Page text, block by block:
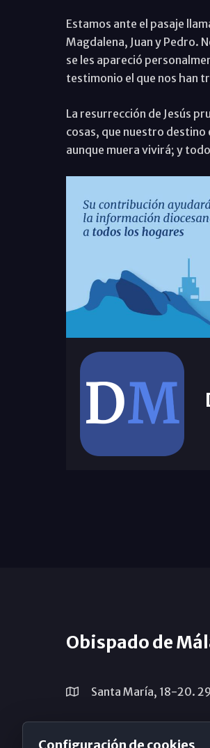
Estamos ante el pasaje
Magdalena, Juan y Pedro.
se les apareció
testimonio el que nos han
La resurrección de Jesús
cosas, que nuestro destino
aunque muera vivirá; y
Obispado de
Santa María, 18-20.